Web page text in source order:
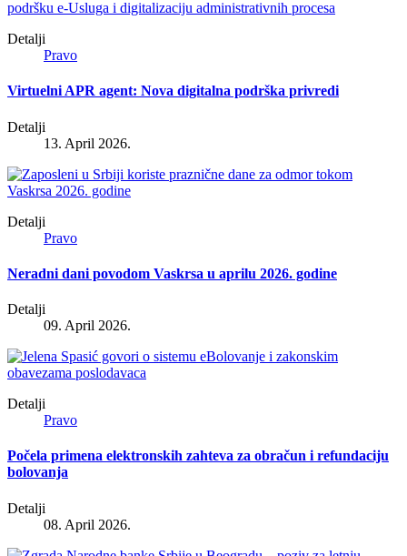
Detalji
Pravo
Virtuelni APR agent: Nova digitalna podrška privredi
Detalji
13. April 2026.
Detalji
Pravo
Neradni dani povodom Vaskrsa u aprilu 2026. godine
Detalji
09. April 2026.
Detalji
Pravo
Počela primena elektronskih zahteva za obračun i refundaciju
bolovanja
Detalji
08. April 2026.